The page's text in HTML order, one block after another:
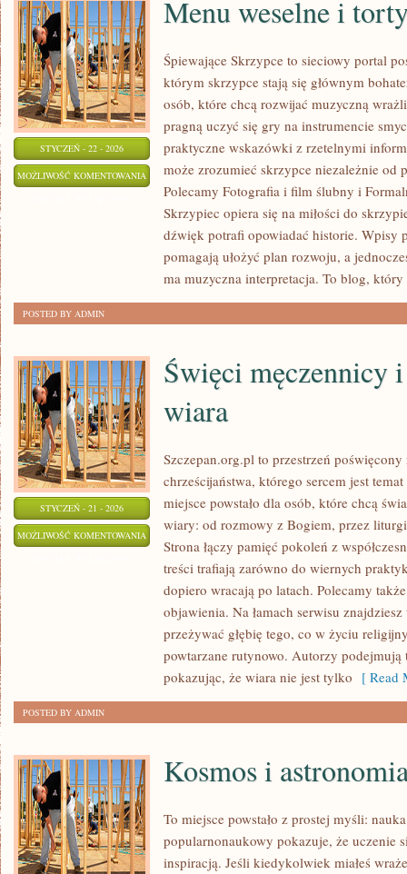
STYCZEŃ - 22 - 2026
MOŻLIWOŚĆ KOMENTOWANIA MENU
WESELNE
TORTY
Menu weselne i
Śpiewające Skrzypce to sieciowy portal
którym skrzypce stają się głównym
osób, które chcą rozwijać muzyczną
pragną uczyć się gry na instrumencie
praktyczne wskazówki z rzetelnymi
może zrozumieć skrzypce niezależnie od
Polecamy Fotografia i film ślubny i
Skrzypiec opiera się na miłości do
dźwięk potrafi opowiadać historie. Wpisy
pomagają ułożyć plan rozwoju, a
ma muzyczna interpretacja. To blog,
POSTED BY ADMIN
STYCZEŃ - 21 - 2026
MOŻLIWOŚĆ KOMENTOWANIA
Święci męczennicy
wiara
Szczepan.org.pl to przestrzeń
chrześcijaństwa, którego sercem jest
miejsce powstało dla osób, które chcą
wiary: od rozmowy z Bogiem, przez
Strona łączy pamięć pokoleń z
treści trafiają zarówno do wiernych
dopiero wracają po latach. Polecamy
objawienia. Na łamach serwisu
przeżywać głębię tego, co w życiu
powtarzane rutynowo. Autorzy podejmują
pokazując, że wiara nie jest tylko [ Read
POSTED BY ADMIN
Kosmos i
To miejsce powstało z prostej myśli:
popularnonaukowy pokazuje, że uczenie
inspiracją. Jeśli kiedykolwiek miałeś